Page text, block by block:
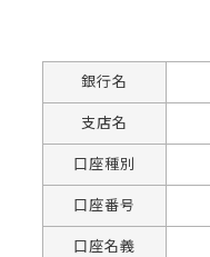
銀行名
支店名
口座種別
口座番号
口座名義